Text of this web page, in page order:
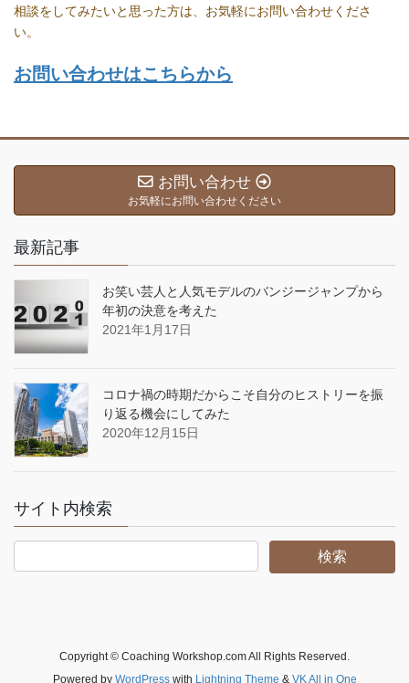
相談をしてみたいと思った方は、お気軽にお問い合わせくださ
い。
お問い合わせはこちらから
お問い合わせ
お気軽にお問い合わせください
最新記事
お笑い芸人と人気モデルのバンジージャンプから
年初の決意を考えた
2021年1月17日
コロナ禍の時期だからこそ自分のヒストリーを振
り返る機会にしてみた
2020年12月15日
サイト内検索
Copyright © Coaching Workshop.com All Rights Reserved.
Powered by WordPresswith Lightning Theme & VK All in One